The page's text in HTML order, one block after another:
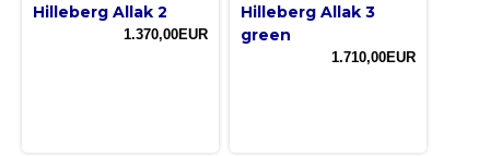
Hilleberg Allak 2
1.370,00EUR
Hilleberg Allak 3
green
1.710,00EUR